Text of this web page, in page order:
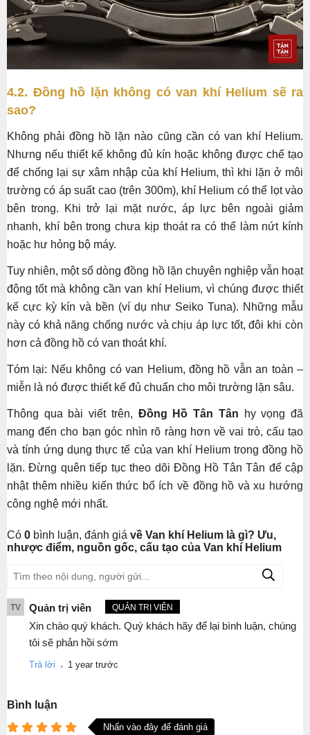
4.2. Đồng hồ lặn không có van khí Helium sẽ ra
sao?
Không phải đồng hồ lặn nào cũng cần có van khí Helium.
Nhưng nếu thiết kế không đủ kín hoặc không được chế tạo
để chống lại sự xâm nhập của khí Helium, thì khi lặn ở môi
trường có áp suất cao (trên 300m), khí Helium có thể lọt vào
bên trong. Khi trở lại mặt nước, áp lực bên ngoài giảm
nhanh, khí bên trong chưa kịp thoát ra có thể làm nứt kính
hoặc hư hỏng bộ máy.
Tuy nhiên, một số dòng đồng hồ lặn chuyên nghiệp vẫn hoạt
động tốt mà không cần van khí Helium, vì chúng được thiết
kế cực kỳ kín và bền (ví dụ như Seiko Tuna). Những mẫu
này có khả năng chống nước và chịu áp lực tốt, đôi khi còn
hơn cả đồng hồ có van thoát khí.
Tóm lại: Nếu không có van Helium, đồng hồ vẫn an toàn –
miễn là nó được thiết kế đủ chuẩn cho môi trường lặn sâu.
Thông qua bài viết trên, Đồng Hồ Tân Tân hy vọng đã
mang đến cho bạn góc nhìn rõ ràng hơn về vai trò, cấu tạo
và tính ứng dụng thực tế của van khí Helium trong đồng hồ
lặn. Đừng quên tiếp tục theo dõi Đồng Hồ Tân Tân để cập
nhật thêm nhiều kiến thức bổ ích về đồng hồ và xu hướng
công nghệ mới nhất.
Có 0 bình luận, đánh giá về Van khí Helium là gì? Ưu,
nhược điểm, nguồn gốc, cấu tạo của Van khí Helium
TV Quản trị viên QUẢN TRỊ VIÊN
Xin chào quý khách. Quý khách hãy để lại bình luận, chúng
tôi sẽ phản hồi sớm
Trả lời . 1 year trước
Bình luận
Nhấn vào đây để đánh giá